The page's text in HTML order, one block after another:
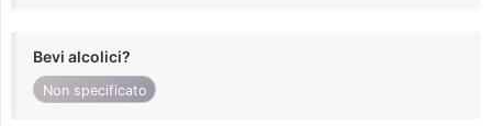
Bevi alcolici?
Non specificato